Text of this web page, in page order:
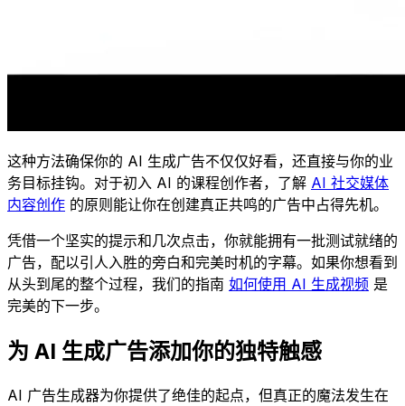
这种方法确保你的 AI 生成广告不仅仅好看，还直接与你的业
务目标挂钩。对于初入 AI 的课程创作者，了解 AI 社交媒体
内容创作 的原则能让你在创建真正共鸣的广告中占得先机。
凭借一个坚实的提示和几次点击，你就能拥有一批测试就绪的
广告，配以引人入胜的旁白和完美时机的字幕。如果你想看到
从头到尾的整个过程，我们的指南 如何使用 AI 生成视频 是
完美的下一步。
为 AI 生成广告添加你的独特触感
AI 广告生成器为你提供了绝佳的起点，但真正的魔法发生在